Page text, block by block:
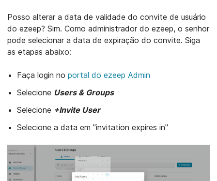
Posso alterar a data de validade do convite de usuário
do ezeep? Sim. Como administrador do ezeep, o senhor
pode selecionar a data de expiração do convite. Siga
as etapas abaixo:
Faça login no portal do ezeep Admin
Selecione Users & Groups
Selecione +Invite User
Selecione a data em "invitation expires in"